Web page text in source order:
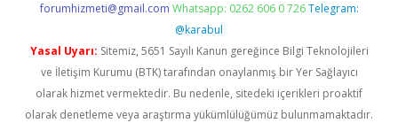
forumhizmeti@gmail.com Whatsapp: 0262 606 0 726 Telegram:
@karabul
Yasal Uyarı: Sitemiz, 5651 Sayılı Kanun gereğince Bilgi Teknolojileri
ve İletişim Kurumu (BTK) tarafından onaylanmış bir Yer Sağlayıcı
olarak hizmet vermektedir. Bu nedenle, sitedeki içerikleri proaktif
olarak denetleme veya araştırma yükümlülüğümüz bulunmamaktadır.